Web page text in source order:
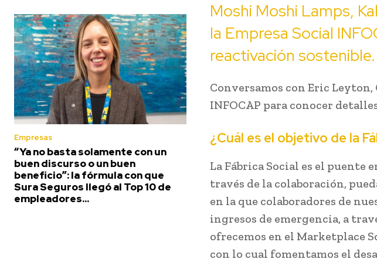
Empresas
“Ya no basta solamente con un
buen discurso o un buen
beneficio”: la fórmula con que
Sura Seguros llegó al Top 10 de
empleadores...
Moshi Moshi Lamps,
la Empresa Social
reactivación sostenible.
Conversamos con Eric
INFOCAP para conocer
¿Cuál es el objetivo de la
La Fábrica Social es el puente
través de la colaboración,
en la que colaboradores de
ingresos de emergencia, a
ofrecemos en el Marketplace
con lo cual fomentamos el